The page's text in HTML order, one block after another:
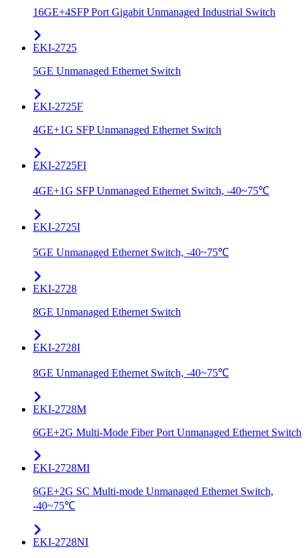
16GE+4SFP Port Gigabit Unmanaged Industrial Switch
EKI-2725
5GE Unmanaged Ethernet Switch
EKI-2725F
4GE+1G SFP Unmanaged Ethernet Switch
EKI-2725FI
4GE+1G SFP Unmanaged Ethernet Switch, -40~75℃
EKI-2725I
5GE Unmanaged Ethernet Switch, -40~75℃
EKI-2728
8GE Unmanaged Ethernet Switch
EKI-2728I
8GE Unmanaged Ethernet Switch, -40~75℃
EKI-2728M
6GE+2G Multi-Mode Fiber Port Unmanaged Ethernet Switch
EKI-2728MI
6GE+2G SC Multi-mode Unmanaged Ethernet Switch,
-40~75℃
EKI-2728NI